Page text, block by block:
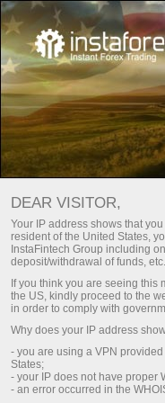
DEAR VISITOR,
Your IP address shows that
resident of the United States,
InstaFintech Group including
deposit/withdrawal of funds, etc.
If you think you are seeing this
the US, kindly proceed to the
in order to comply with
Why does your IP address
- you are using a VPN
States;
- your IP does not have proper
- an error occurred in the